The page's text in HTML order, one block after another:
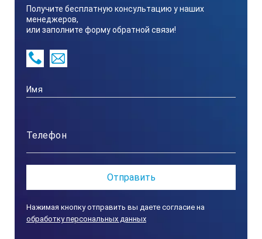
Сталь для калибров закаленная, шлифованная,
доведенная
Описание
Получите бесплатную консультацию у наших
менеджеров,
или заполните форму обратной связи!
Нажимая кнопку отправить вы даете согласие на
обработку персональных данных